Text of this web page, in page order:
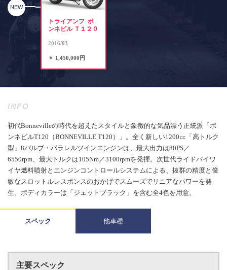
NEW
トライアンフ ボ
ンネビル Ｔ１２０
2016/03
￥ 1,450,000円
INFO
初代Bonnevilleの時代を超えたスタイルと象徴的な気品漂う正統派「ボ
ンネビルT120（BONNEVILLE T120）」。全く新しい1200㏄「高トルク
型」8バルブ・パラレルツインエンジンは、最大出力は80PS／
6550rpm、最大トルクは105Nm／3100rpmを発揮。次世代ライドバイワ
イヤ燃料噴射とエンジンコントロールシステムによる、抜群の精度と俊
敏なスロットルレスポンスのおかげでスムーズでリニアなパワーを発
生。ボディカラーは「ジェットブラック」を含む全4色を用意。
スペック 他車種
主要スペック